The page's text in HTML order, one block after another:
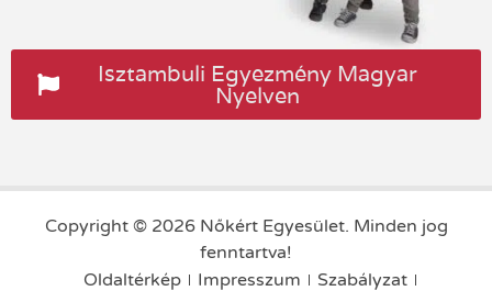
Isztambuli Egyezmény Magyar
Nyelven
Copyright © 2026 Nőkért Egyesület. Minden jog
fenntartva!
Oldaltérkép
Impresszum Szabályzat